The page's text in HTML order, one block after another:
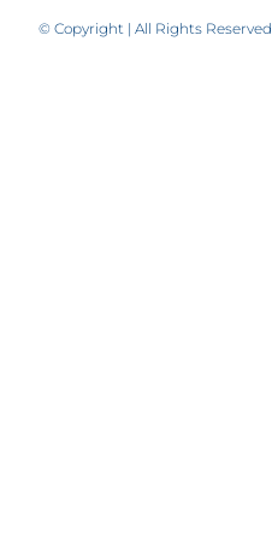
© Copyright | All Rights Reserved